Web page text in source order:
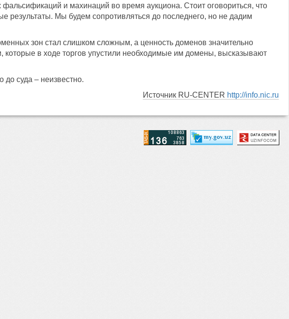
и махинаций во время аукциона. Стоит оговориться, что
результаты. Мы будем сопротивляться до последнего, но не дадим
зон стал слишком сложным, а ценность доменов значительно
которые в ходе торгов упустили необходимые им домены, высказывают
суда – неизвестно.
Источник RU-CENTER http://info.nic.ru